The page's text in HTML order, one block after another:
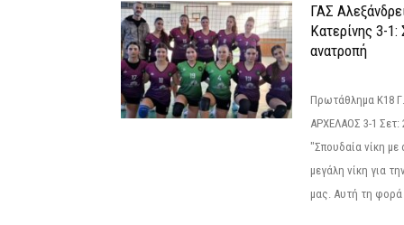
ΓΑΣ
Κατερίνης 3-1:
ανατροπή
Πρωτάθλημα Κ18
ΑΡΧΕΛΑΟΣ 3-1 Σετ:
"Σπουδαία νίκη
μεγάλη νίκη για
μας. Αυτή τη φορά